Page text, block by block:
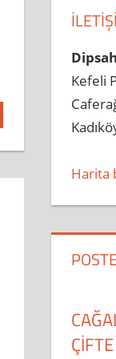
Kefeli
Harita
ÇİFTE